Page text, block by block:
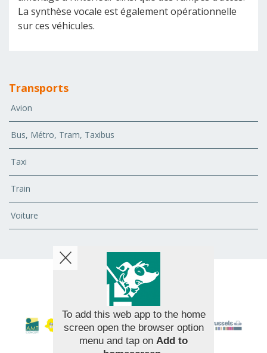
La synthèse vocale est également opérationnelle
sur ces véhicules.
Transports
Avion
Bus, Métro, Tram, Taxibus
Taxi
Train
Voiture
© 2026 AMT Concept - All rights reserved
To add this web app to the home
screen open the browser option
menu and tap on Add to